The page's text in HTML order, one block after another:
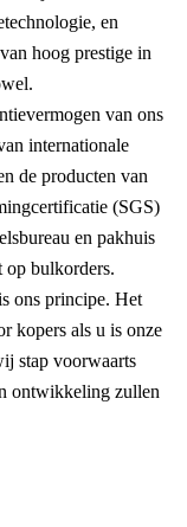
en
hoog prestige in
van ons
internationale
de producten van
(SGS)
en pakhuis
op bulkorders.
ons principe. Het
kopers als u is onze
stap voorwaarts
ontwikkeling zullen